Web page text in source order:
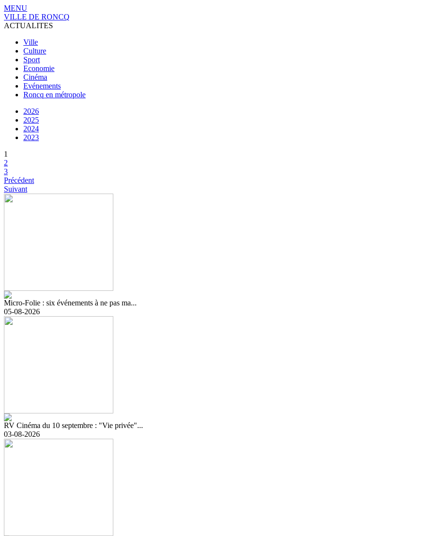
MENU
VILLE DE RONCQ
ACTUALITES
Ville
Culture
Sport
Economie
Cinéma
Evénements
Roncq en métropole
2026
2025
2024
2023
1
2
3
Précédent
Suivant
Micro-Folie : six événements à ne pas ma...
05-08-2026
RV Cinéma du 10 septembre : "Vie privée"...
03-08-2026